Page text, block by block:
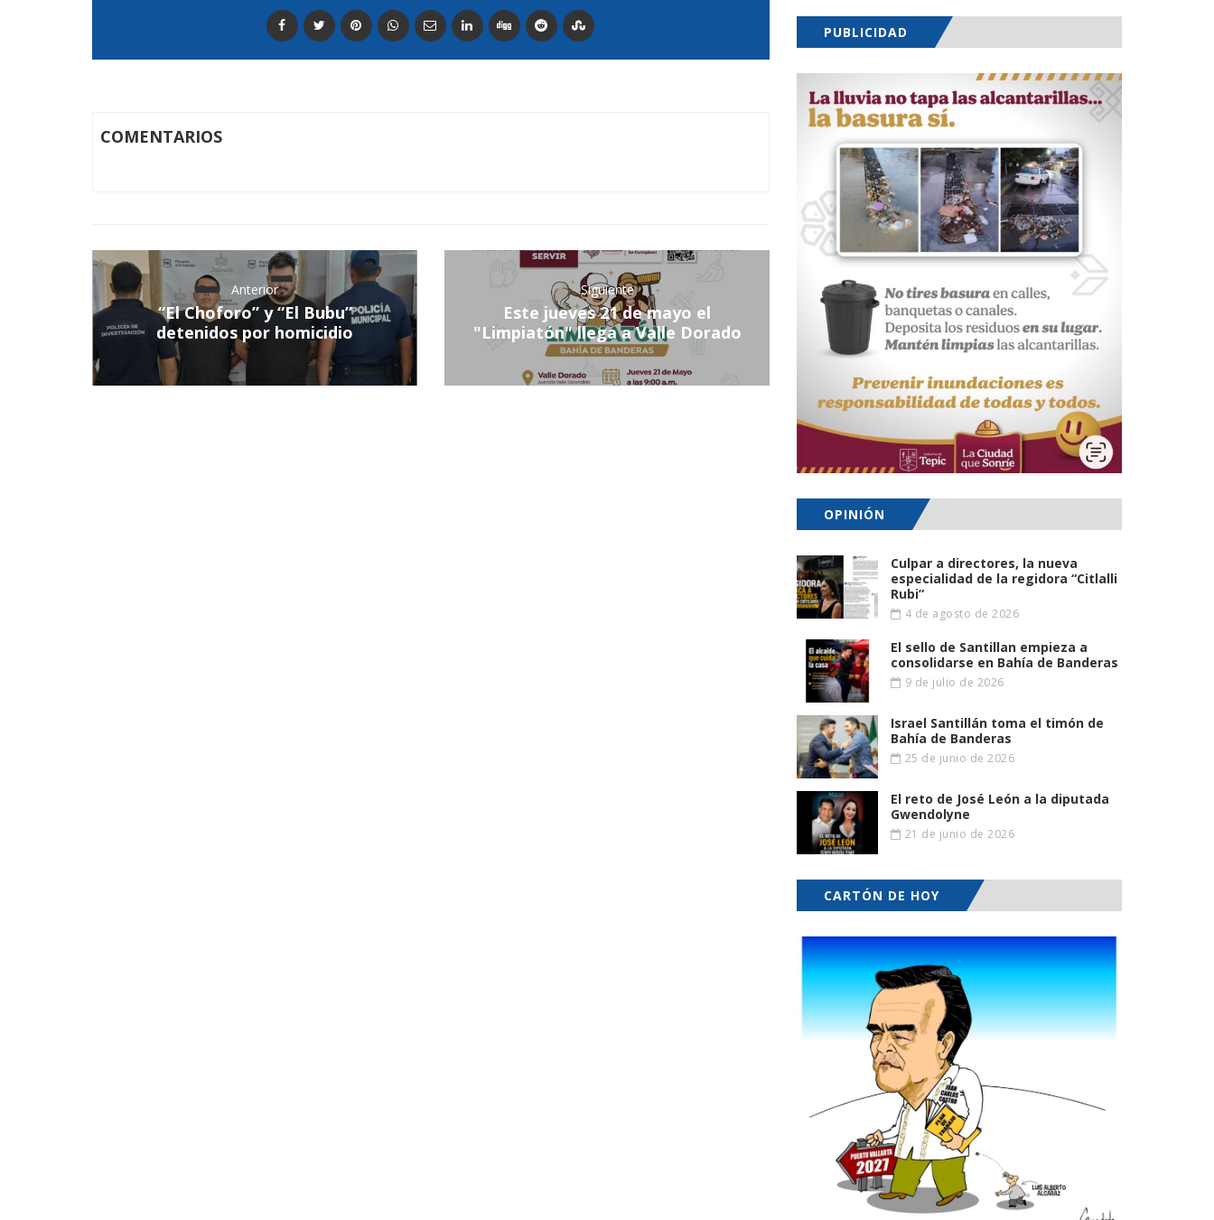
COMENTARIOS
Anterior
“El Choforo” y “El Bubu”
detenidos por homicidio
Siguiente
Este jueves 21 de mayo el
"Limpiatón" llega a Valle Dorado
PUBLICIDAD
OPINIÓN
Culpar a directores, la nueva
especialidad de la regidora “Citlalli
Rubi”
4 de agosto de 2026
El sello de Santillan empieza a
consolidarse en Bahía de Banderas
9 de julio de 2026
Israel Santillán toma el timón de
Bahía de Banderas
25 de junio de 2026
El reto de José León a la diputada
Gwendolyne
21 de junio de 2026
CARTÓN DE HOY